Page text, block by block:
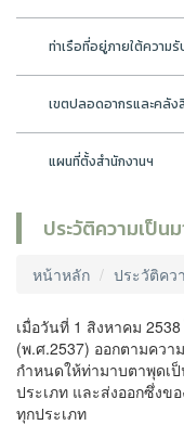
ท่าเรือที่อยู่ภายใต้ความ
เขตปลอดอากรและคลั
แผนที่ตั้งสำนักงานฯ
ประวัติความเป็น
หน้าหลัก ประวัติคว
เมื่อวันที่ 1 สิงหาคม
(พ.ศ.2537) ออกตามควา
กำหนดให้ท่ามาบตาพุดเ
ประเภท และส่งออกซึ่ง
ทุกประเภท